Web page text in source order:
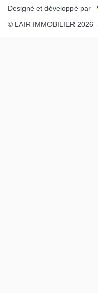
Designé et développé par
© LAIR IMMOBILIER 2026